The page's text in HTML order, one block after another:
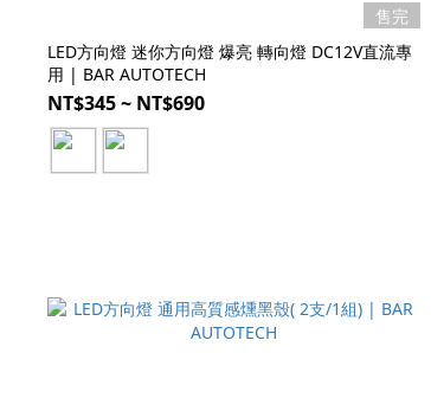
售完
LED方向燈 迷你方向燈 爆亮 轉向燈 DC12V直流專
用 | BAR AUTOTECH
NT$345 ~ NT$690